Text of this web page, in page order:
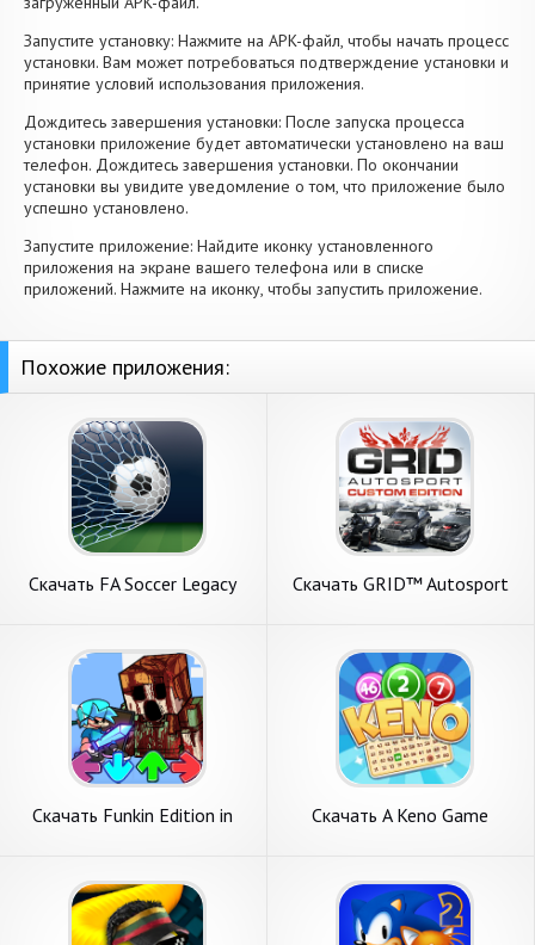
Запустите установку: Нажмите на APK-файл, чтобы начать процесс
установки. Вам может потребоваться подтверждение установки и
принятие условий использования приложения.
Дождитесь завершения установки: После запуска процесса
установки приложение будет автоматически установлено на ваш
телефон. Дождитесь завершения установки. По окончании
установки вы увидите уведомление о том, что приложение было
успешно установлено.
Запустите приложение: Найдите иконку установленного
приложения на экране вашего телефона или в списке
приложений. Нажмите на иконку, чтобы запустить приложение.
Похожие приложения:
Скачать FA Soccer Legacy
Скачать GRID™ Autosport
на Андроид
Скачать Funkin Edition in
Андроид
Скачать A Keno Game